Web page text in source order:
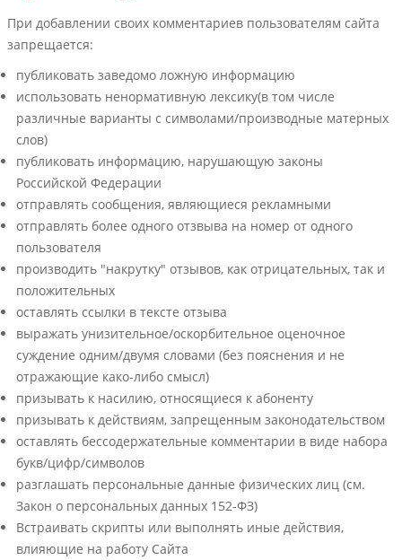
При добавлении своих комментариев пользователям сайта
запрещается:
публиковать заведомо ложную информацию
использовать ненормативную лексику(в том числе
различные варианты с символами/производные матерных
слов)
публиковать информацию, нарушающую законы
Российской Федерации
отправлять сообщения, являющиеся рекламными
отправлять более одного отзвыва на номер от одного
пользователя
производить "накрутку" отзывов, как отрицательных, так и
положительных
оставлять ссылки в тексте отзыва
выражать унизительное/оскорбительное оценочное
суждение одним/двумя словами (без пояснения и не
отражающие како-либо смысл)
призывать к насилию, относящиеся к абоненту
призывать к действиям, запрещенным законодательством
оставлять бессодержательные комментарии в виде набора
букв/цифр/символов
разглашать персональные данные физических лиц (см.
Закон о персональных данных 152-ФЗ)
Встраивать скрипты или выполнять иные действия,
влияющие на работу Сайта